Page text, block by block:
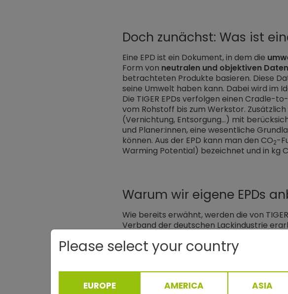
Doch zunächst: Was ist
Eine EPD ist ein Dokument, in dem die
Form von neutralen und objektiven Daten
betrachteten Produkte basieren. Diese
seine Umwelt haben kann. Dabei wird im
Die TIGER EPDs verfolgen einen Cradle-
vom Rohstoff bis zum Werkstor.
(Vernichtung, Entsorgung...) mit
und Planer:innen, eine wesentliche
können. Aus der EPD kann man den CO2-
Warming Potential) bezeichnet und in kg
Warum wir eigene EPDs
Wie bereits erwähnt, werden die von
Verband der deutschen Lackindustrie
können, wurden für die in Österreich
67, 68) eigene EPDs berechnet. Diese
Please select your country
EUROPE AMERICA ASIA